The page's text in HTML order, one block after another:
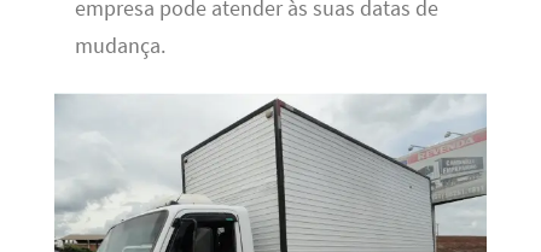
empresa pode atender às suas datas de
mudança.